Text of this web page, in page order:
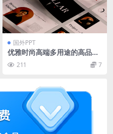
国外PPT
优雅时尚高端多用途的高品质
powerpoint幻灯片演示模板
（pptx）
211 7